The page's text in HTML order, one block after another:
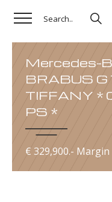
Mercedes-
BRABUS
TIFFANY *
PS *
€ 329,900.- Margin